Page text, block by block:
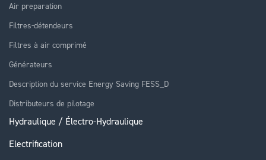
Air preparation
Filtres-détendeurs
Filtres à air comprimé
Générateurs
Description du service Energy Saving FESS_D
Distributeurs de pilotage
Hydraulique / Électro-Hydraulique
Electrification